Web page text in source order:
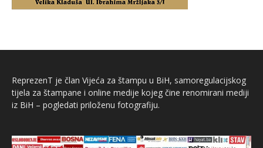
ReprezenT je član Vijeća za štampu u BiH, samoregulacijskog
tijela za štampane i online medije kojeg čine renomirani mediji
iz BiH – pogledati priloženu fotografiju.